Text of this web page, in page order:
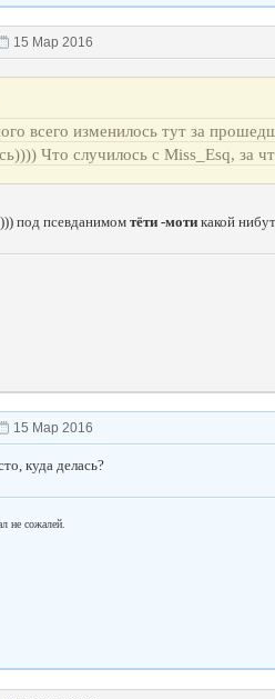
15 Мар 2016
всего изменилось тут за
Что случилось с Miss_Esq, за
под псевданимом тёти -мотикакой
15 Мар 2016
куда делась?
не сожалей.